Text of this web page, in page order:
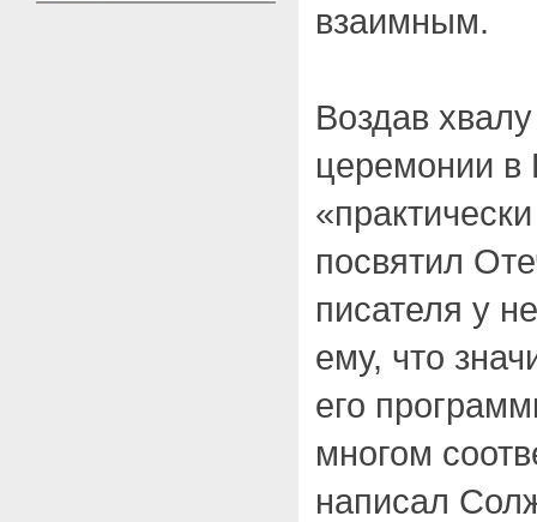
взаимным.
Воздав
церемонии в
посвятил
писателя у
ему, что
его
многом
написал